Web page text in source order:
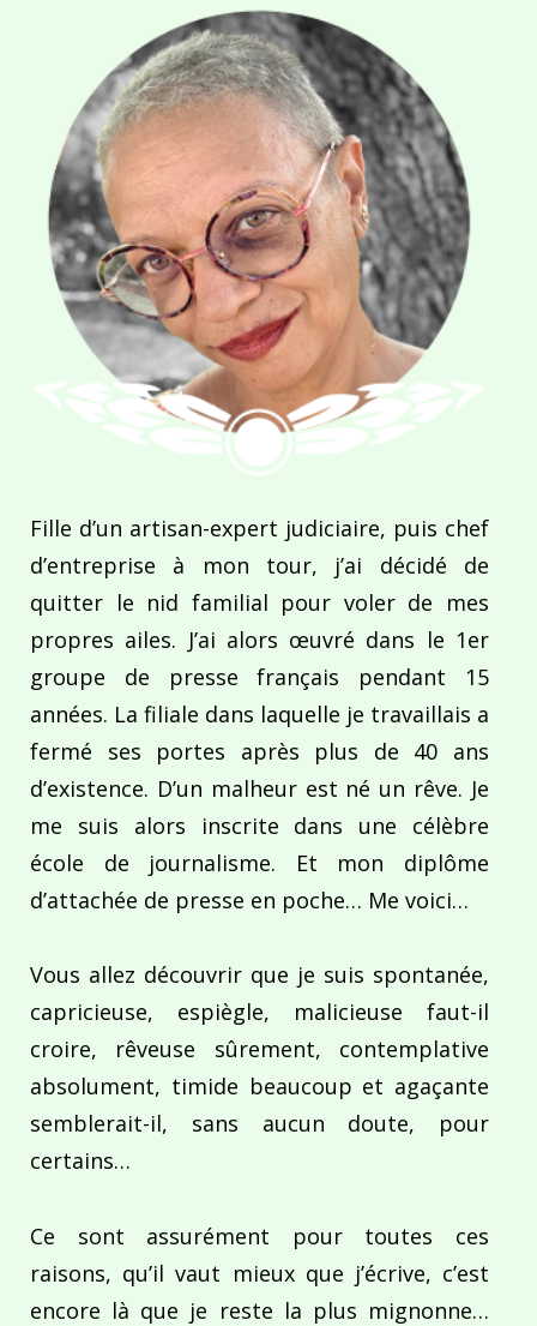
Fille d’un artisan-expert judiciaire, puis chef
d’entreprise à mon tour, j’ai décidé de
quitter le nid familial pour voler de mes
propres ailes. J’ai alors œuvré dans le 1er
groupe de presse français pendant 15
années. La filiale dans laquelle je travaillais a
fermé ses portes après plus de 40 ans
d’existence. D’un malheur est né un rêve. Je
me suis alors inscrite dans une célèbre
école de journalisme. Et mon diplôme
d’attachée de presse en poche… Me voici…
Vous allez découvrir que je suis spontanée,
capricieuse, espiègle, malicieuse faut-il
croire, rêveuse sûrement, contemplative
absolument, timide beaucoup et agaçante
semblerait-il, sans aucun doute, pour
certains…
Ce sont assurément pour toutes ces
raisons, qu’il vaut mieux que j’écrive, c’est
encore là que je reste la plus mignonne…